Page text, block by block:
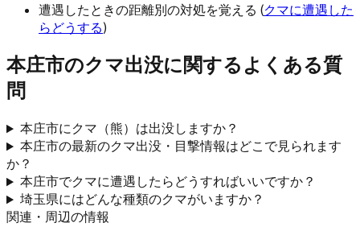
遭遇したときの距離別の対処を覚える (クマに遭遇した
らどうする)
本庄市のクマ出没に関するよくある質
問
本庄市にクマ（熊）は出没しますか？
本庄市の最新のクマ出没・目撃情報はどこで見られます
か？
本庄市でクマに遭遇したらどうすればいいですか？
埼玉県にはどんな種類のクマがいますか？
関連・周辺の情報